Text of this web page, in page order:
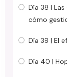
Día 38 |
cómo
Día 39 | El
Día 40 |